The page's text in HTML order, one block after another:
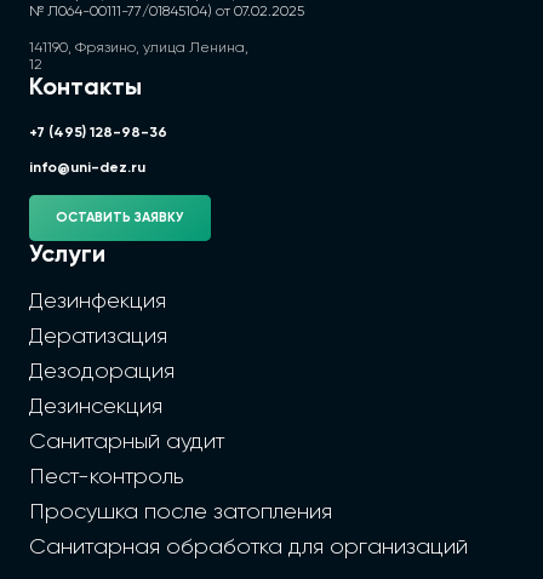
№ Л064-00111-77/01845104) от 07.02.2025
141190, Фрязино, улица Ленина,
12
Контакты
+7 (495) 128-98-36
info@uni-dez.ru
ОСТАВИТЬ ЗАЯВКУ
Услуги
Дезинфекция
Дератизация
Дезодорация
Дезинсекция
Санитарный аудит
Пест-контроль
Просушка после затопления
Санитарная обработка для организаций